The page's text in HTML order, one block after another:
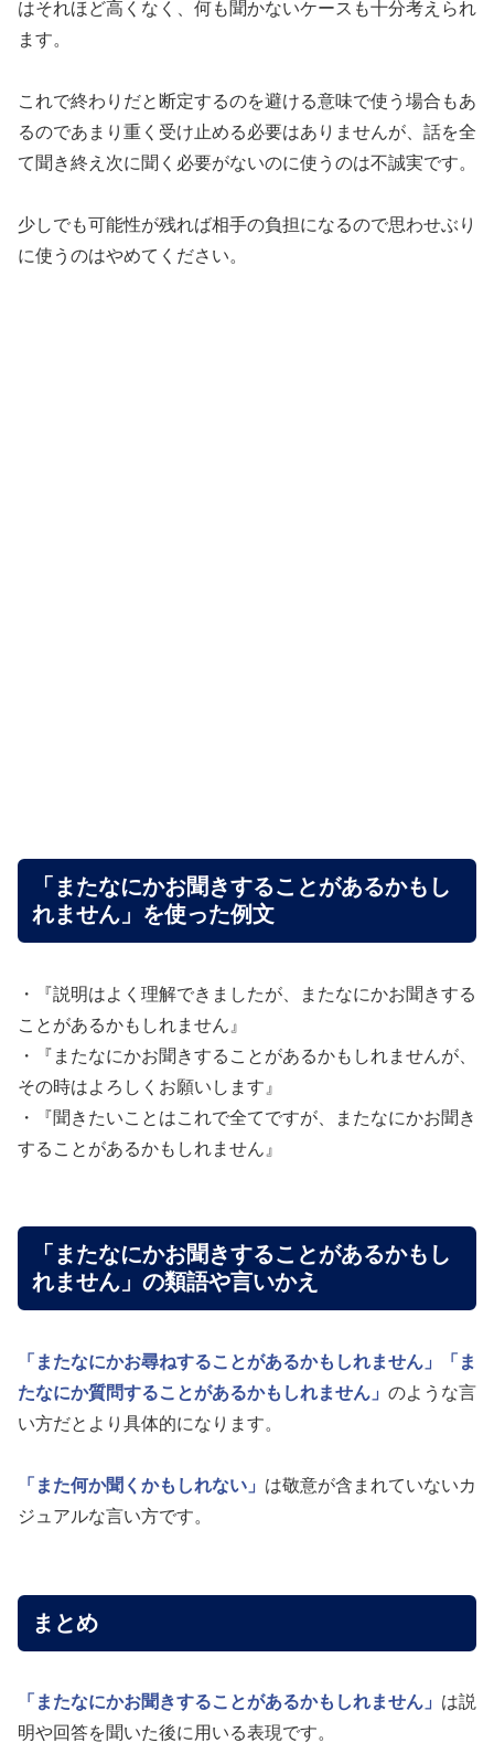
はそれほど高くなく、何も聞かないケースも十分考えられ
ます。
これで終わりだと断定するのを避ける意味で使う場合もあ
るのであまり重く受け止める必要はありませんが、話を全
て聞き終え次に聞く必要がないのに使うのは不誠実です。
少しでも可能性が残れば相手の負担になるので思わせぶり
に使うのはやめてください。
「またなにかお聞きすることがあるかもし
れません」を使った例文
・『説明はよく理解できましたが、またなにかお聞きする
ことがあるかもしれません』
・『またなにかお聞きすることがあるかもしれませんが、
その時はよろしくお願いします』
・『聞きたいことはこれで全てですが、またなにかお聞き
することがあるかもしれません』
「またなにかお聞きすることがあるかもし
れません」の類語や言いかえ
「またなにかお尋ねすることがあるかもしれません」
「ま
たなにか質問することがあるかもしれません」 のような言
い方だとより具体的になります。
「また何か聞くかもしれない」 は敬意が含まれていないカ
ジュアルな言い方です。
まとめ
「またなにかお聞きすることがあるかもしれません」 は説
明や回答を聞いた後に用いる表現です。